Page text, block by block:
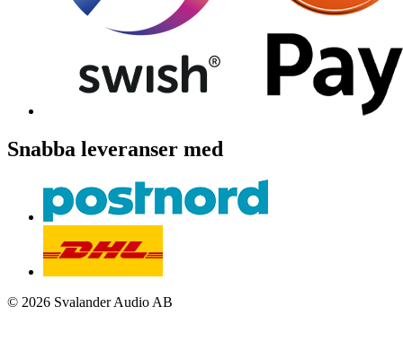
Snabba leveranser med
© 2026 Svalander Audio AB